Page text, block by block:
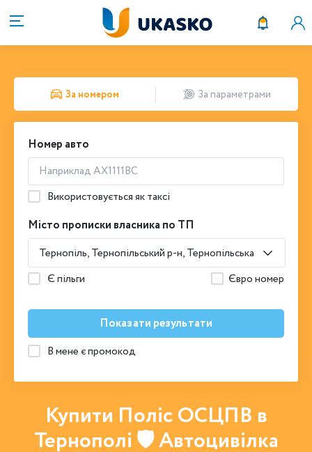
Купити Поліс ОСЦПВ в
Тернополі 🛡 Автоцивілка
За номером За параметрами
Номер авто
Використовується як таксі
Місто прописки власника по ТП
Тернопіль, Тернопільський р-н, Тернопільська обл.
Є пільги
Євро номер
Показати результати
В мене є промокод